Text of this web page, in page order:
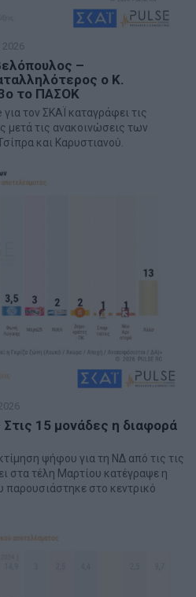
2026
–
ο Κ.
το ΠΑΣΟΚ
τον ΣΚΑΪ καταγράφει τις
μετά τις ανακοινώσεις των
και Καρυστιανού.
15 μονάδες η διαφορά
ψήφου για τη ΝΔ από τις τις
στα τέλη Μαρτίου κατέγραψε η
στο κεντρικό